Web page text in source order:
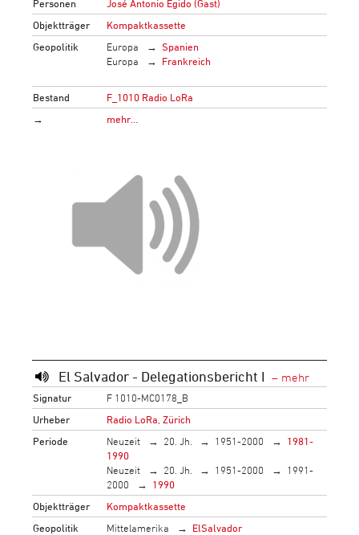
Personen
José Antonio Egido (Gast)
Objektträger
Kompaktkassette
Geopolitik
Europa
Spanien
Europa
Frankreich
Bestand
F_1010 Radio LoRa
→
mehr…
El Salvador - Delegationsbericht I
Signatur
F 1010-MC0178_B
Urheber
Radio LoRa, Zürich
Periode
Neuzeit 20. Jh. 1951-2000
1981-
1990
Neuzeit
20. Jh. 1951-2000
1991-
2000
1990
Objektträger
Kompaktkassette
Geopolitik
Mittelamerika
ElSalvador